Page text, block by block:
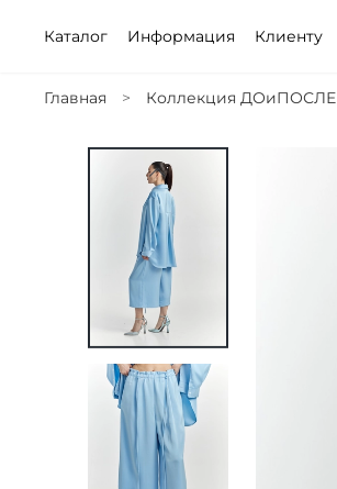
Каталог Информация Клиенту
Главная Коллекция ДОиПОСЛЕ